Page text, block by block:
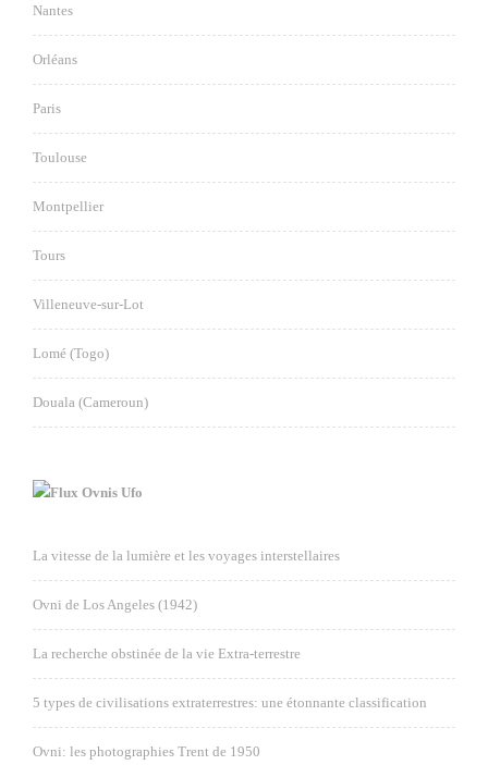
Nantes
Orléans
Paris
Toulouse
Montpellier
Tours
Villeneuve-sur-Lot
Lomé (Togo)
Douala (Cameroun)
Ovnis Ufo
La vitesse de la lumière et les voyages interstellaires
Ovni de Los Angeles (1942)
La recherche obstinée de la vie Extra-terrestre
5 types de civilisations extraterrestres: une étonnante classification
Ovni: les photographies Trent de 1950